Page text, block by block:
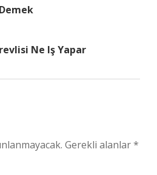
Ne Iş Yapar
Gerekli alanlar*